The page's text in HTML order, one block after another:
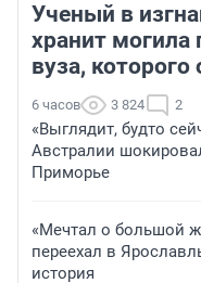
Ученый в
хранит могила
вуза,
6 часов 3 824 2
«Выглядит, будто
Австралии
Приморье
«Мечтал о большой
переехал в
история